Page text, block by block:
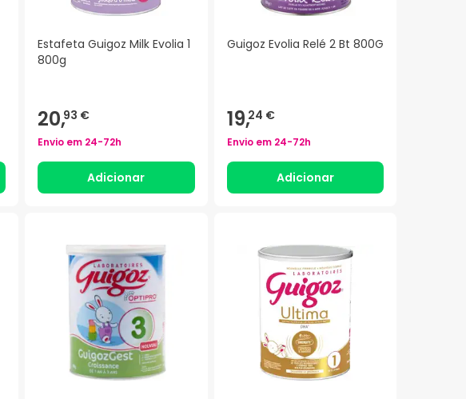
Estafeta Guigoz Milk Evolia 1
800g
20,93 €
Envio em 24-72h
Adicionar
Guigoz Evolia Relé 2 Bt 800G
19,24 €
Envio em 24-72h
Adicionar